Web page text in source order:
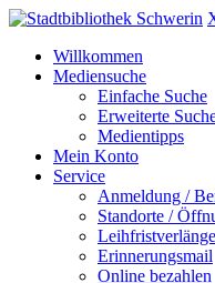
Willkommen
Mediensuche
Einfache Suche
Erweiterte
Medientipps
Mein Konto
Service
Anmeldung /
Standorte /
Erinnerungsmail
Online bezahlen